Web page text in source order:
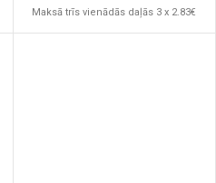
Maksā trīs vienādās daļās 3 x 2.83€